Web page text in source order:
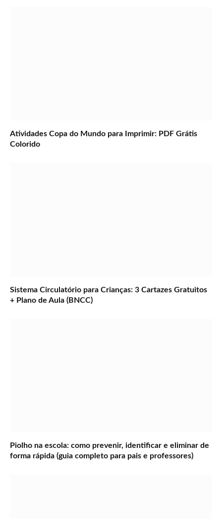
Atividades Copa do Mundo para Imprimir: PDF Grátis
Colorido
Sistema Circulatório para Crianças: 3 Cartazes Gratuitos
+ Plano de Aula (BNCC)
Piolho na escola: como prevenir, identificar e eliminar de
forma rápida (guia completo para pais e professores)